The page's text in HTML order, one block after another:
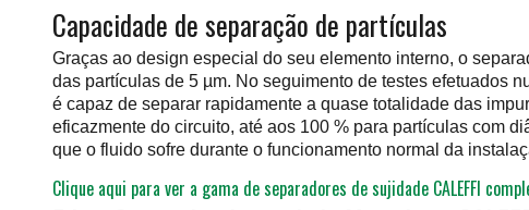
Capacidade de separação de partículas
Graças ao design especial do seu elemento interno, o
das partículas de 5 µm. No seguimento de testes efetuados
é capaz de separar rapidamente a quase totalidade das
eficazmente do circuito, até aos 100 % para partículas com
que o fluido sofre durante o funcionamento normal da
Clique aqui para ver a gama de separadores de sujidade CALEFFI